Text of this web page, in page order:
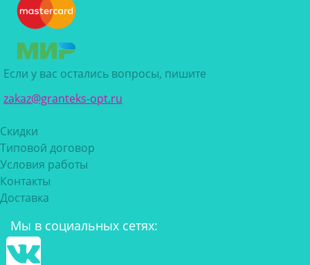
Если у вас остались вопросы, пишите
zakaz@granteks-opt.ru
Скидки
Типовой договор
Условия работы
Контакты
Доставка
Мы в социальных сетях: